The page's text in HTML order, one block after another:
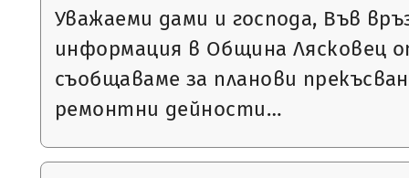
Уважаеми дами и господа, Във
информация в Община Лясковец
съобщаваме за планови
ремонтни дейности…